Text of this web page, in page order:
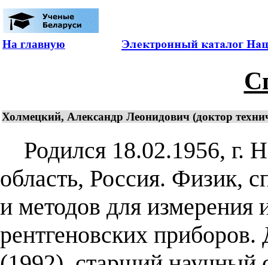
На главную
Холмецкий, Александр Леонидович (доктор
Родился 18.02.1956, г.
область, Россия. Физик,
и методов для
рентгеновских приборов.